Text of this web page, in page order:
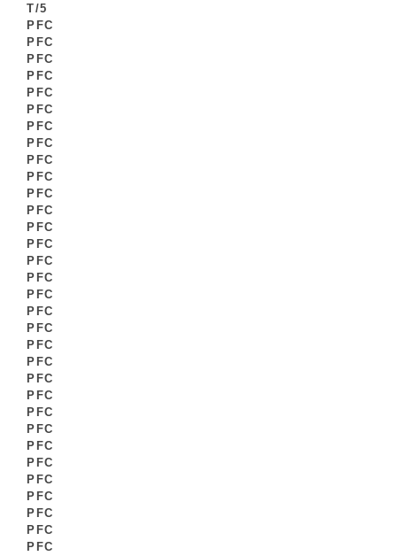
T/5
PFC
PFC
PFC
PFC
PFC
PFC
PFC
PFC
PFC
PFC
PFC
PFC
PFC
PFC
PFC
PFC
PFC
PFC
PFC
PFC
PFC
PFC
PFC
PFC
PFC
PFC
PFC
PFC
PFC
PFC
PFC
PFC